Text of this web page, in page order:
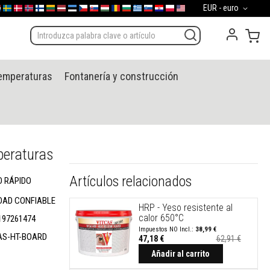
Moneda
EUR - euro
Sverige
Danmark
NorgeSuomiLietuva
LatvijaEestiČeskoSlovensko
Magyarország
România
България
Ελλάδα
Slovenija
Hrvatska
PolskaEnglish (US)
Mi
Fontanería y construcción
RÁPIDO
CONFIABLE
HT-BOARD
Artículos relacionados
HRP - Yeso resistente al
calor 650°C
47,18 €
38,99 €
62,91 €
Añadir al carrito